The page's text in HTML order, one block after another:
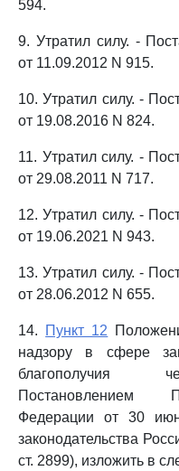
594.
9. Утратил силу. -
от 11.09.2012 N 915.
10. Утратил силу. -
от 19.08.2016 N 824.
11. Утратил силу. -
от 29.08.2011 N 717.
12. Утратил силу. -
от 19.06.2021 N 943.
13. Утратил силу. -
от 28.06.2012 N 655.
14. Пункт 12
надзору в сфере
благополучия
Постановлением
Федерации от 30
законодательства
ст. 2899), изложить в